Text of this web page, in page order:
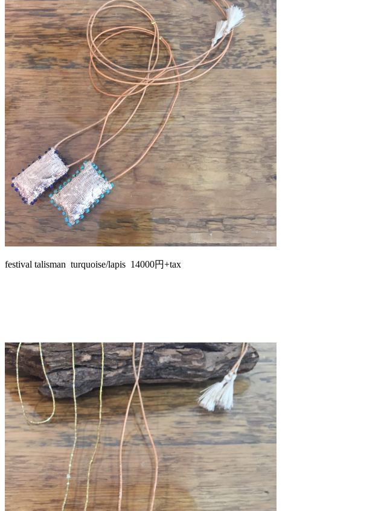
festival talisman turquoise/lapis 14000円+tax